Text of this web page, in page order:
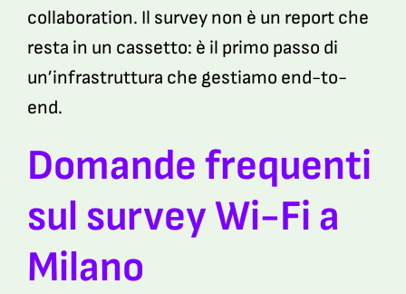
collaboration. Il survey non è un report che
resta in un cassetto: è il primo passo di
un’infrastruttura che gestiamo end-to-
end.
Domande frequenti
sul survey Wi-Fi a
Milano